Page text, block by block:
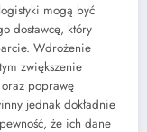
mogą być
dostawcę, który
Wdrożenie
zwiększenie
poprawę
jednak dokładnie
że ich dane